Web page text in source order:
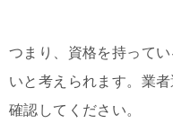
つまり、資格を持って
いと考えられます。業
確認してください。